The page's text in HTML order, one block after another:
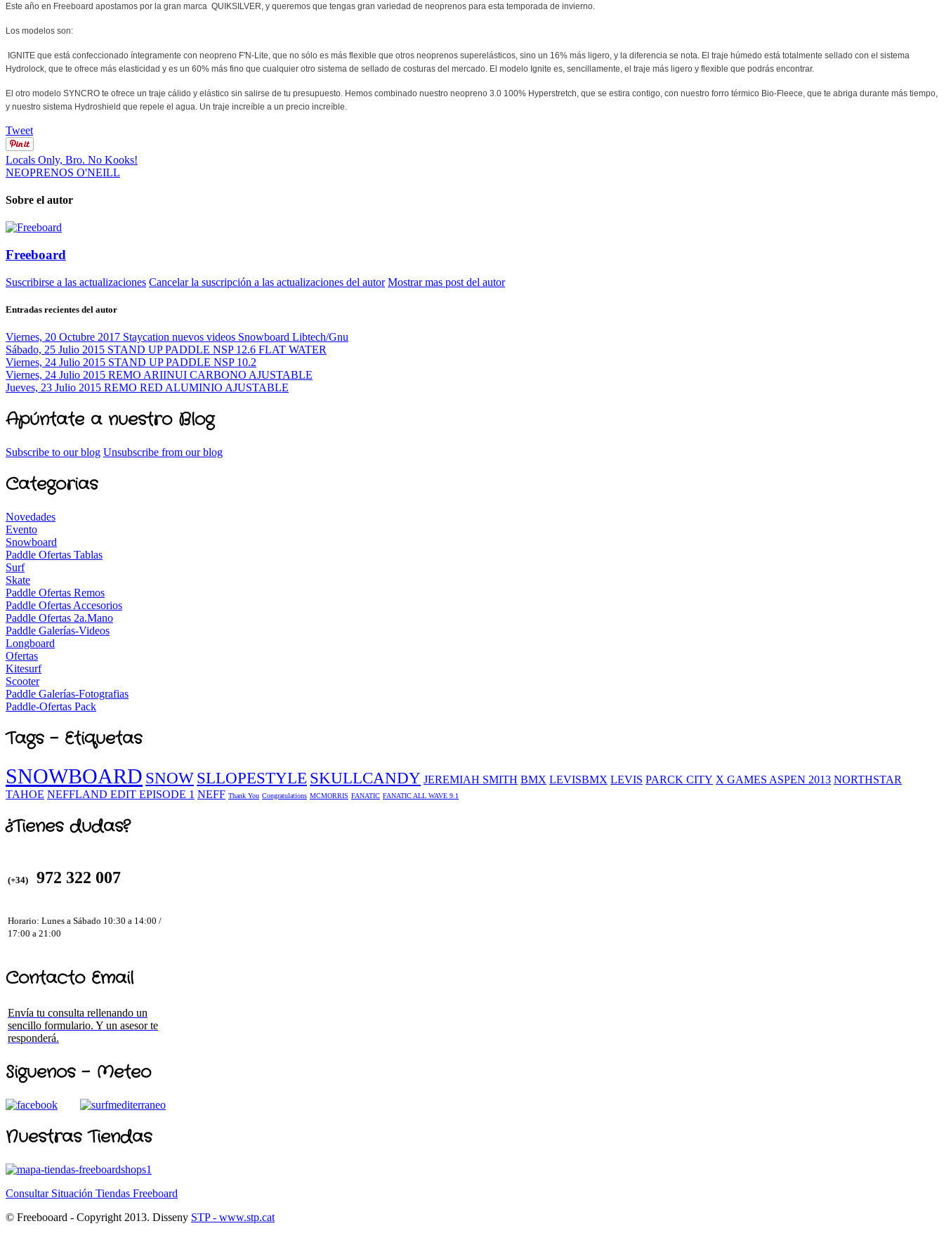
Este año en Freeboard apostamos por la gran marca QUIKSILVER, y queremos que tengas gran variedad de neoprenos para esta temporada de invierno.
Los modelos son:
IGNITE que está confeccionado íntegramente con neopreno F'N-Lite, que no sólo es más flexible que otros neoprenos superelásticos, sino un 16% más ligero, y la diferencia se nota. El traje húmedo está totalmente sellado con el sistema
Hydrolock, que te ofrece más elasticidad y es un 60% más fino que cualquier otro sistema de sellado de costuras del mercado. El modelo Ignite es, sencillamente, el traje más ligero y flexible que podrás encontrar.
El otro modelo SYNCRO te ofrece un traje cálido y elástico sin salirse de tu presupuesto. Hemos combinado nuestro neopreno 3.0 100% Hyperstretch, que se estira contigo, con nuestro forro térmico Bio-Fleece, que te abriga durante más tiempo,
y nuestro sistema Hydroshield que repele el agua. Un traje increíble a un precio increíble.
Tweet
Locals Only, Bro. No Kooks!
NEOPRENOS O'NEILL
Sobre el autor
Freeboard
Suscribirse a las actualizaciones Cancelar la suscripción a las actualizaciones del autor Mostrar mas post del autor
Entradas recientes del autor
Viernes, 20 Octubre 2017 Staycation nuevos videos Snowboard Libtech/Gnu
Sábado, 25 Julio 2015 STAND UP PADDLE NSP 12.6 FLAT WATER
Viernes, 24 Julio 2015 STAND UP PADDLE NSP 10.2
Viernes, 24 Julio 2015 REMO ARIINUI CARBONO AJUSTABLE
Jueves, 23 Julio 2015 REMO RED ALUMINIO AJUSTABLE
Apúntate a nuestro Blog
Subscribe to our blog Unsubscribe from our blog
Categorias
Novedades
Evento
Snowboard
Paddle Ofertas Tablas
Surf
Skate
Paddle Ofertas Remos
Paddle Ofertas Accesorios
Paddle Ofertas 2a.Mano
Paddle Galerías-Videos
Longboard
Ofertas
Kitesurf
Scooter
Paddle Galerías-Fotografias
Paddle-Ofertas Pack
Tags - Etiquetas
SNOWBOARD SNOW SLLOPESTYLE SKULLCANDY JEREMIAH SMITH BMX LEVISBMX LEVIS PARCK CITY X GAMES ASPEN 2013 NORTHSTAR
TAHOE NEFFLAND EDIT EPISODE 1 NEFF Thank You Congratulations MCMORRIS FANATIC FANATIC ALL WAVE 9.1
¿Tienes dudas?
(+34) 972 322 007
Horario: Lunes a Sábado 10:30 a 14:00 /
17:00 a 21:00
Contacto Email
Envía tu consulta rellenando un
sencillo formulario. Y un asesor te
responderá.
Siguenos - Meteo
Nuestras Tiendas
Consultar Situación Tiendas Freeboard
© Freebooard - Copyright 2013. Disseny STP - www.stp.cat